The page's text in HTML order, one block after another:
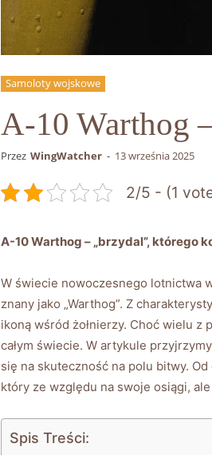
Samoloty wojskowe
A-10 Warthog
Przez WingWatcher - 13 września 2025
2/5 - (1
A-10 Warthog – „brzydal”, ​którego
W świecie nowoczesnego lotnictwa
⁢znany jako „Warthog”. Z
ikoną⁢ wśród żołnierzy. Choć wielu z
całym świecie.⁤ W artykule
się na ⁢skuteczność na polu bitwy.
który ze ‍względu ⁢na ⁤swoje⁢ osiągi,
Spis Treści: